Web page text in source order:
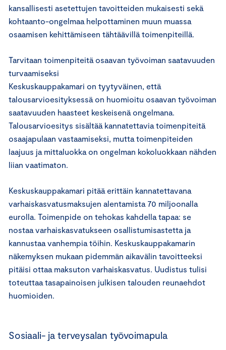
kansallisesti asetettujen tavoitteiden mukaisesti sekä
kohtaanto-ongelmaa helpottaminen muun muassa
osaamisen kehittämiseen tähtäävillä toimenpiteillä.
Tarvitaan toimenpiteitä osaavan työvoiman saatavuuden
turvaamiseksi
Keskuskauppakamari on tyytyväinen, että
talousarvioesityksessä on huomioitu osaavan työvoiman
saatavuuden haasteet keskeisenä ongelmana.
Talousarvioesitys sisältää kannatettavia toimenpiteitä
osaajapulaan vastaamiseksi, mutta toimenpiteiden
laajuus ja mittaluokka on ongelman kokoluokkaan nähden
liian vaatimaton.
Keskuskauppakamari pitää erittäin kannatettavana
varhaiskasvatusmaksujen alentamista 70 miljoonalla
eurolla. Toimenpide on tehokas kahdella tapaa: se
nostaa varhaiskasvatukseen osallistumisastetta ja
kannustaa vanhempia töihin. Keskuskauppakamarin
näkemyksen mukaan pidemmän aikavälin tavoitteeksi
pitäisi ottaa maksuton varhaiskasvatus. Uudistus tulisi
toteuttaa tasapainoisen julkisen talouden reunaehdot
huomioiden.
Sosiaali- ja terveysalan työvoimapula